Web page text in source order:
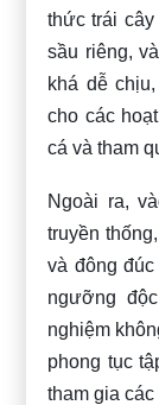
thức trái
sầu riêng,
khá dễ
cho các
cá và tham
Ngoài ra,
truyền
và đông
ngưỡng
nghiệm
phong tục
tham gia